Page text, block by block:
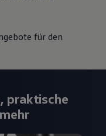
für den
praktische